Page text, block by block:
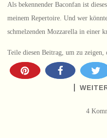
Als bekennender Baconfan ist
meinem Repertoire. Und wer
schmelzenden Mozzarella in einer
Teile diesen Beitrag, um zu zeigen,
4